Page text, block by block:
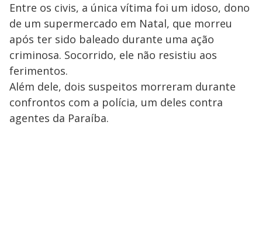
Entre os civis, a única vítima foi um idoso, dono
de um supermercado em Natal, que morreu
após ter sido baleado durante uma ação
criminosa. Socorrido, ele não resistiu aos
ferimentos.
Além dele, dois suspeitos morreram durante
confrontos com a polícia, um deles contra
agentes da Paraíba.